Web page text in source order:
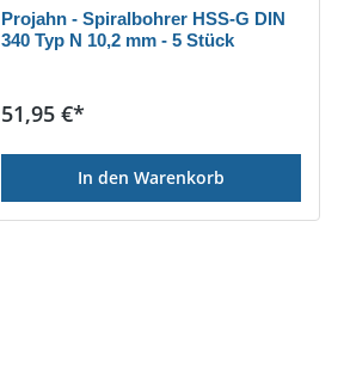
Projahn - Spiralbohrer HSS-G DIN
340 Typ N 10,2 mm - 5 Stück
Regulärer Preis:
51,95 €*
In den Warenkorb